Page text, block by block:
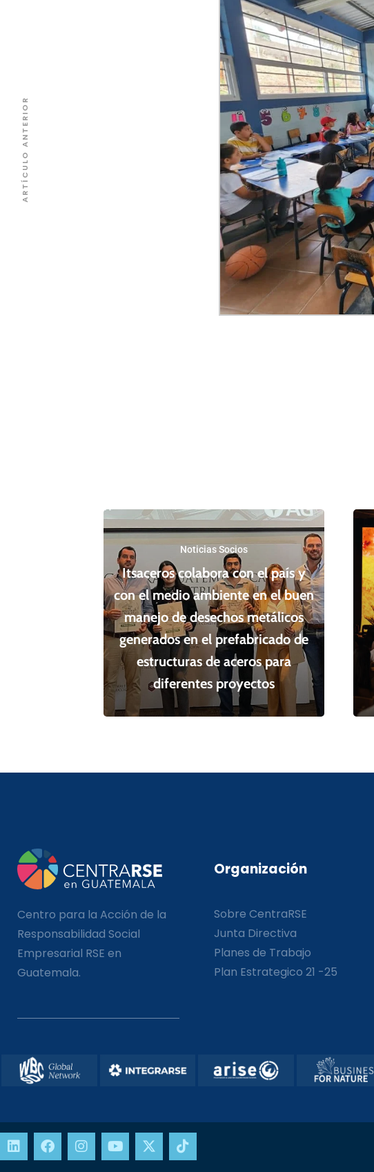
Noticias Socios
Itsaceros colabora con el país y
con el medio ambiente en el buen
manejo de desechos metálicos
generados en el prefabricado de
estructuras de aceros para
diferentes proyectos
ARTÍCULO ANTERIOR
Centro para la Acción de la
Responsabilidad Social
Empresarial RSE en
Guatemala.
Organización
Sobre CentraRSE
Junta Directiva
Planes de Trabajo
Plan Estrategico 21 -25